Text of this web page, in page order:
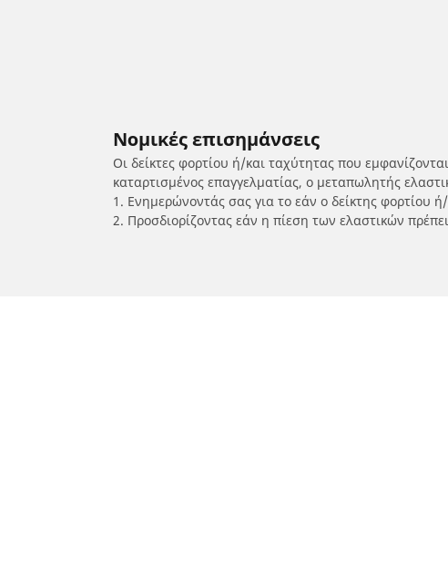
Νομικές επισημάνσεις
Οι δείκτες φορτίου ή/και ταχύτητας που
καταρτισμένος επαγγελματίας, ο μεταπωλητής
1. Ενημερώνοντάς σας για το εάν ο δείκτης φορτίου
2. Προσδιορίζοντας εάν η πίεση των ελαστικών